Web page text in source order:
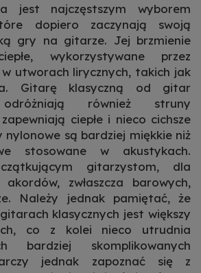
jest najczęstszym wyborem
dopiero zaczynają swoją
gry na gitarze. Jej brzmienie
wykorzystywane przez
utworach lirycznych, takich jak
Gitarę klasyczną od gitar
odróżniają również struny
ciepłe i nieco cichsze
nylonowe są bardziej miękkie niż
stosowane w akustykach.
gitarzystom, dla
zwłaszcza barowych,
Należy jednak pamiętać, że
klasycznych jest większy
co z kolei nieco utrudnia
bardziej skomplikowanych
jednak zapoznać się z